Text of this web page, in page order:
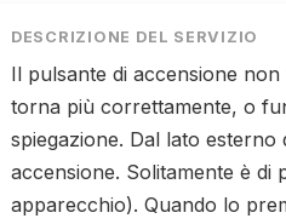
DESCRIZIONE DEL SERVIZIO
Il pulsante di accensione
torna più correttamente, o
spiegazione. Dal lato
accensione. Solitamente è di
apparecchio). Quando lo